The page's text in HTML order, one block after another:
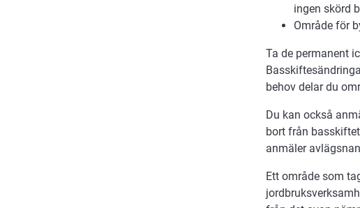
ingen skörd
Område för
Ta de permanent
behov delar du
Du kan också
bort från
anmäler
Ett område som